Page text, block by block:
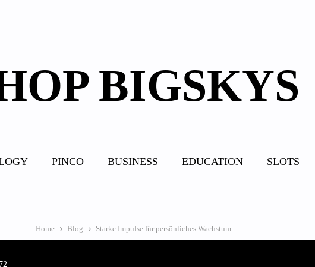
BIGSKYS
PINCO BUSINESS EDUCATION SLOTS
Home Blog Starke Impulse für persönliches Wachstum